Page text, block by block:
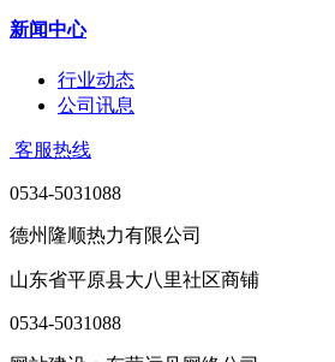
新闻中心
行业动态
公司讯息
客服热线
0534-5031088
德州隆顺热力有限公司
山东省平原县大八里社区商铺
0534-5031088